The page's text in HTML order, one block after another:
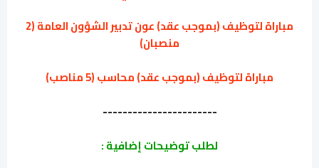
مباراة لتوظيف (بموجب عقد) عون تدبير الشؤون العامة (2
منصبان)
مباراة لتوظيف (بموجب عقد) محاسب (5 مناصب)
-----------------------
لطلب توضيحات إضافية :